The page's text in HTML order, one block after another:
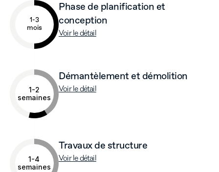
1-3
mois
Phase de planification et
conception
Voir le détail
Démantèlement et démolition
Voir le détail
1-2
semaines
1-4
semaines
Travaux de structure
Voir le détail